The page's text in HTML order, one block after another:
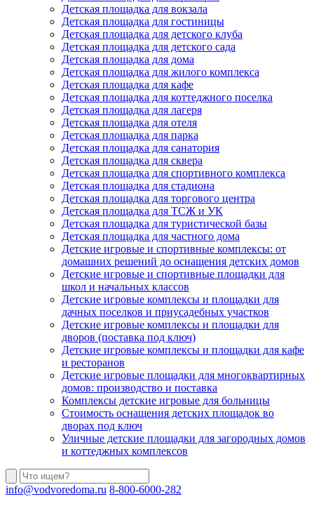
Детская площадка для вокзала
Детская площадка для гостиницы
Детская площадка для детского клуба
Детская площадка для детского сада
Детская площадка для дома
Детская площадка для жилого комплекса
Детская площадка для кафе
Детская площадка для коттеджного поселка
Детская площадка для лагеря
Детская площадка для отеля
Детская площадка для парка
Детская площадка для санатория
Детская площадка для сквера
Детская площадка для спортивного комплекса
Детская площадка для стадиона
Детская площадка для торгового центра
Детская площадка для ТСЖ и УК
Детская площадка для туристической базы
Детская площадка для частного дома
Детские игровые и спортивные комплексы: от
домашних решений до оснащения детских домов
Детские игровые и спортивные площадки для
школ и начальных классов
Детские игровые комплексы и площадки для
дачных поселков и приусадебных участков
Детские игровые комплексы и площадки для
дворов (поставка под ключ)
Детские игровые комплексы и площадки для кафе
и ресторанов
Детские игровые площадки для многоквартирных
домов: производство и поставка
Комплексы детские игровые для больницы
Стоимость оснащения детских площадок во
дворах под ключ
Уличные детские площадки для загородных домов
и коттеджных комплексов
info@vodvoredoma.ru 8-800-6000-282